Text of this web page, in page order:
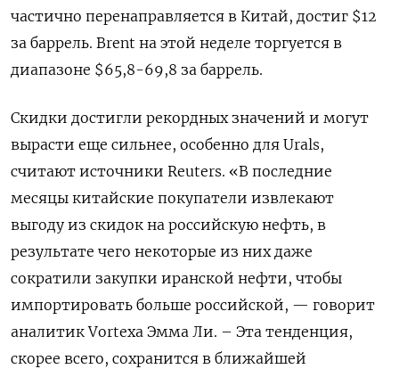
частично перенаправляется в Китай, достиг $12
за баррель. Brent на этой неделе торгуется в
диапазоне $65,8-69,8 за баррель.
Скидки достигли рекордных значений и могут
вырасти еще сильнее, особенно для Urals,
считают источники Reuters. «В последние
месяцы китайские покупатели извлекают
выгоду из скидок на российскую нефть, в
результате чего некоторые из них даже
сократили закупки иранской нефти, чтобы
импортировать больше российской, — говорит
аналитик Vortexa Эмма Ли. – Эта тенденция,
скорее всего, сохранится в ближайшей